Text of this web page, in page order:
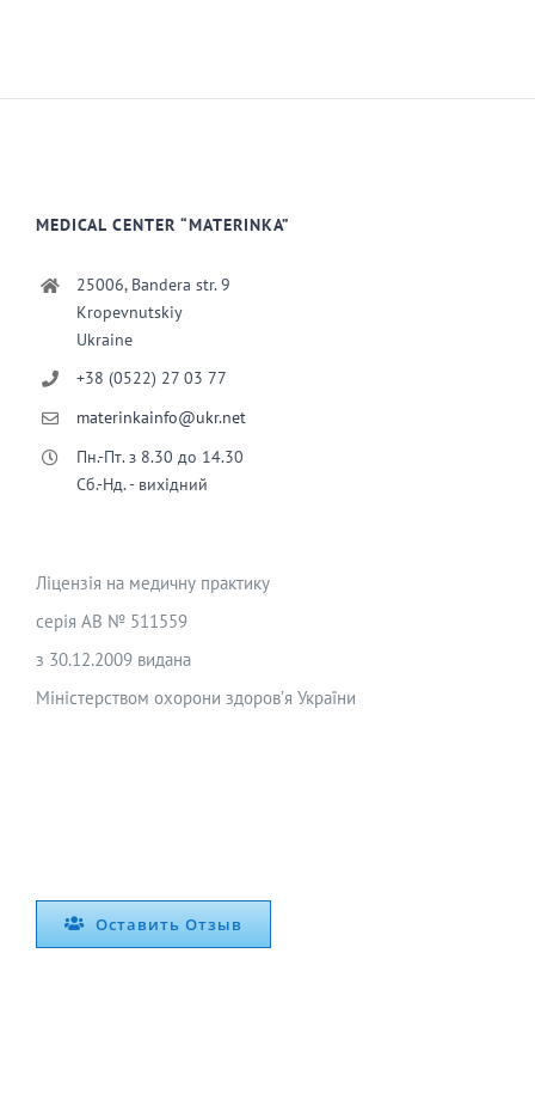
MEDICAL CENTER “MATERINKA”
25006, Bandera str. 9
Kropevnutskiy
Ukraine
+38 (0522) 27 03 77
materinkainfo@ukr.net
Пн.-Пт. з 8.30 до 14.30
Сб.-Нд. - вихідний
Ліцензія на медичну практику
серія АВ № 511559
з 30.12.2009 видана
Міністерством охорони здоров’я України
Оставить Отзыв